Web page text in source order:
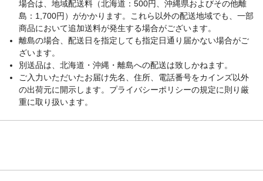
場合は、地域配送料（北海道：500円、沖縄県およびその他離
島：1,700円）がかかります。これら以外の配送地域でも、一部
商品において追加送料が発生する場合がございます。
離島の場合、配送日を指定しても指定日通り届かない場合がご
ざいます。
別送品は、北海道・沖縄・離島への配送は致しかねます。
ご入力いただいたお届け先名、住所、電話番号をカインズ以外
の出荷元に開示します。プライバシーポリシーの規定に則り厳
重に取り扱います。